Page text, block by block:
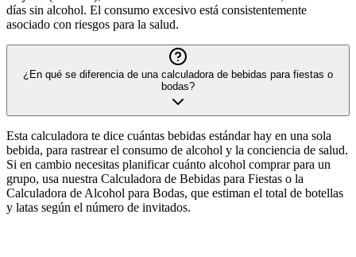
días sin alcohol. El consumo excesivo está consistentemente
asociado con riesgos para la salud.
¿En qué se diferencia de una calculadora de bebidas para fiestas o
bodas?
Esta calculadora te dice cuántas bebidas estándar hay en una sola
bebida, para rastrear el consumo de alcohol y la conciencia de salud.
Si en cambio necesitas planificar cuánto alcohol comprar para un
grupo, usa nuestra Calculadora de Bebidas para Fiestas o la
Calculadora de Alcohol para Bodas, que estiman el total de botellas
y latas según el número de invitados.